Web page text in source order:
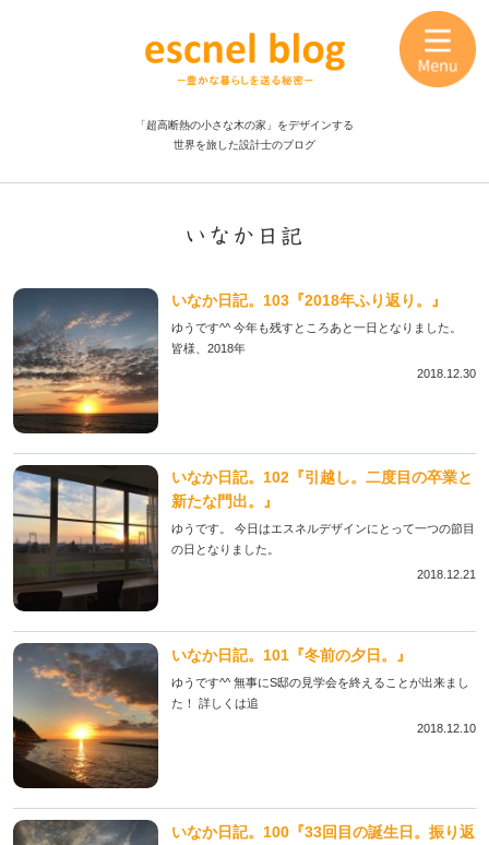
「超高断熱の小さな木の家」をデザインする
世界を旅した設計士のブログ
いなか日記
いなか日記。103『2018年ふり返り。』
ゆうです^^ 今年も残すところあと一日となりました。
皆様、2018年
2018.12.30
いなか日記。102『引越し。二度目の卒業と
新たな門出。』
ゆうです。 今日はエスネルデザインにとって一つの節目
の日となりました。
2018.12.21
いなか日記。101『冬前の夕日。』
ゆうです^^ 無事にS邸の見学会を終えることが出来まし
た！ 詳しくは追
2018.12.10
いなか日記。100『33回目の誕生日。振り返